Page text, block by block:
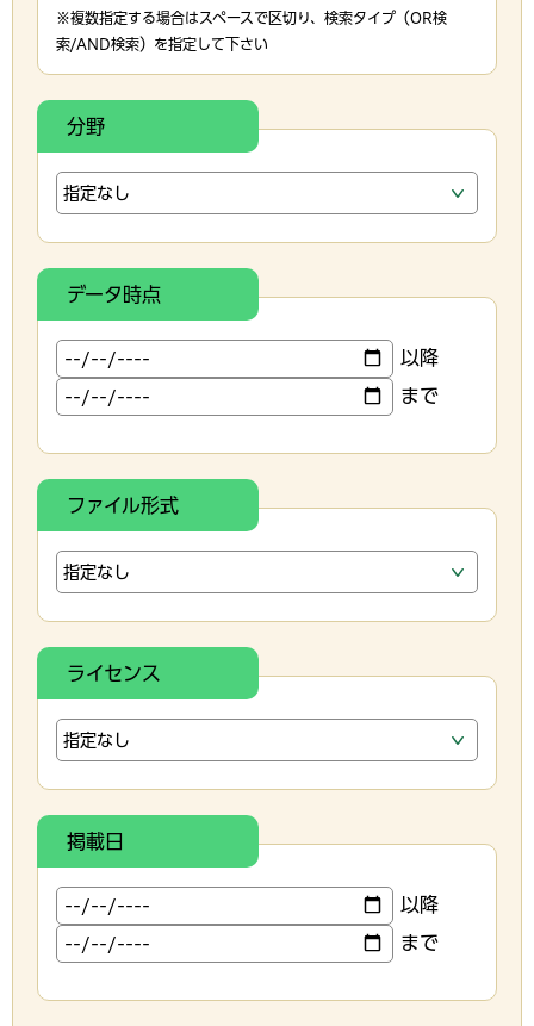
※複数指定する場合はスペースで区切り、検索タイプ（OR検
索/AND検索）を指定して下さい
分野
データ時点
以降
まで
ファイル形式
ライセンス
掲載日
以降
まで